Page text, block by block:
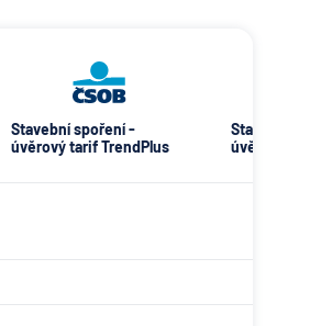
Stavební spoření -
úvěrový tarif TrendPlus
Stavební
úvěrový